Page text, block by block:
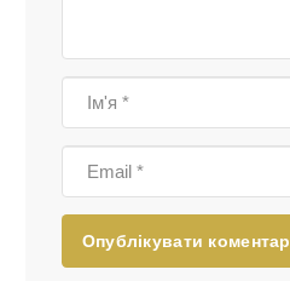
Опублікувати коментар